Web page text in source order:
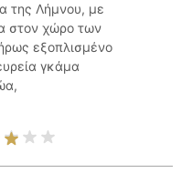
της Λήμνου, με
στον χώρο των
εξοπλισμένο
γκάμα